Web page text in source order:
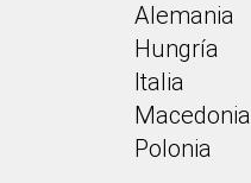
Alemania
Hungría
Italia
Macedonia
Polonia